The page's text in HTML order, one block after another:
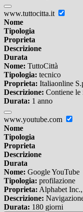
www.tuttocitta.it
Nome
Tipologia
Proprieta
Descrizione
Durata
Nome: TuttoCittà
Tipologia: tecnico
Proprieta: Italiaonline
Descrizione: Contiene
Durata: 1 anno
www.youtube.com
Nome
Tipologia
Proprieta
Descrizione
Durata
Nome: Google YouTube
Tipologia: profilazione
Proprieta: Alphabet
Descrizione:
Durata: 180 giorni